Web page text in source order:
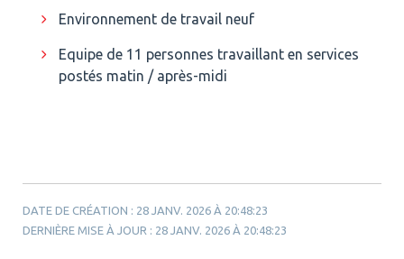
Environnement de travail neuf
Equipe de 11 personnes travaillant en services
postés matin / après-midi
DATE DE CRÉATION : 28 JANV. 2026 À 20:48:23
DERNIÈRE MISE À JOUR : 28 JANV. 2026 À 20:48:23